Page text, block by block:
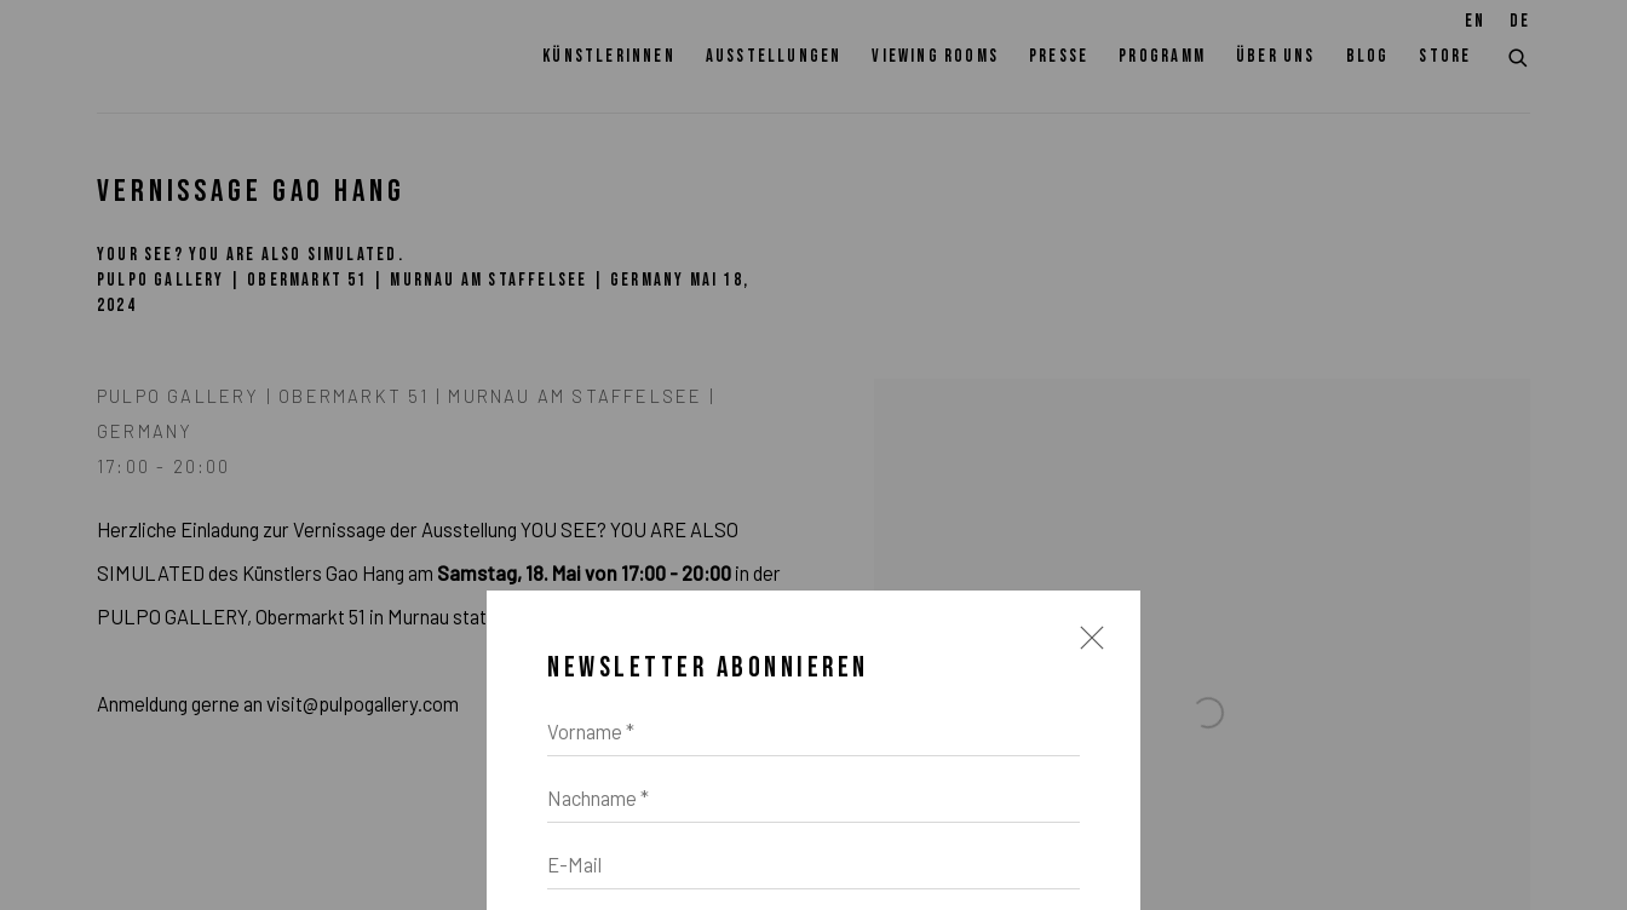
KÜNSTLERINNEN AUSSTELLUNGEN VIEWING ROOMS PRESSE PROGRAMM ÜBER UNS BLOG STORE
EN DE
VERNISSAGE GAO HANG
YOUR SEE? YOU ARE ALSO SIMULATED.
PULPO GALLERY | OBERMARKT 51 | MURNAU AM STAFFELSEE | GERMANY MAI 18,
2024
PULPO GALLERY | OBERMARKT 51 | MURNAU AM STAFFELSEE |
GERMANY
17:00 - 20:00
Herzliche Einladung zur Vernissage der Ausstellung YOU SEE? YOU ARE ALSO
SIMULATED des Künstlers Gao Hang am Samstag, 18. Mai von 17:00 - 20:00 in der
PULPO GALLERY, Obermarkt 51 in Murnau statt.
Anmeldung gerne an visit@pulpogallery.com
NEWSLETTER ABONNIEREN
Vorname *
Nachname *
E-Mail